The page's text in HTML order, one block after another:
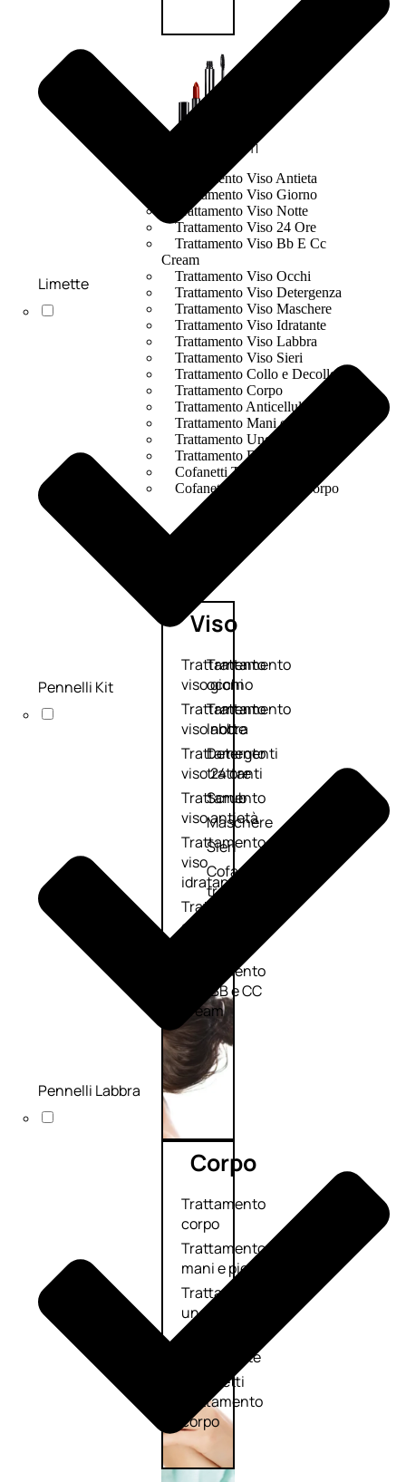
TRATTAMENTI
Trattamento Viso Antieta
Trattamento Viso Giorno
Trattamento Viso Notte
Trattamento Viso 24 Ore
Trattamento Viso Bb E Cc
Cream
Trattamento Viso Occhi
Trattamento Viso Detergenza
Trattamento Viso Maschere
Trattamento Viso Idratante
Trattamento Viso Labbra
Trattamento Viso Sieri
Trattamento Collo e Decolleté
Trattamento Corpo
Trattamento Anticellulite
Trattamento Mani e Piedi
Trattamento Unghie
Trattamento Deodoranti
Cofanetti Trattamento Viso
Cofanetti Trattamento Corpo
Viso
Trattamento
viso giorno
Trattamento
viso notte
Trattamento
viso 24 ore
Trattamento
viso antietà
Trattamento
viso
idratante
Trattamento
collo e
Trattamento
viso BB e CC
cream
Trattamento
occhi
Trattamento
labbra
Detergenti
trattanti
Scrub
Maschere
Sieri
Cofanetti
trattamento
Corpo
Trattamento
corpo
Trattamento
mani e piedi
Trattamento
unghie
Trattamento
anticellulite
Cofanetti
trattamento
corpo
Limette
Pennelli Kit
Pennelli Labbra